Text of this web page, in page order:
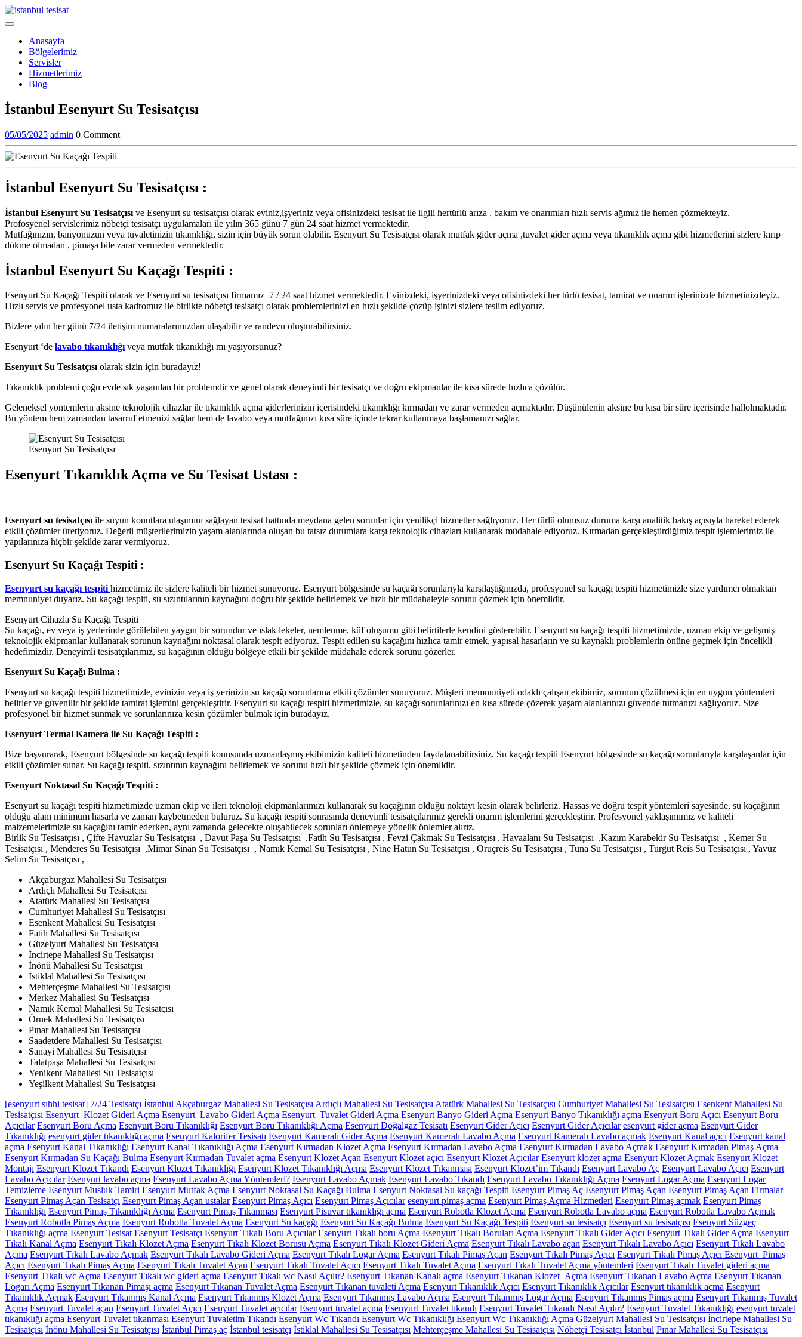
Skip
to
Open
Anasayfa
Bölgelerimiz
Servisler
Hizmetlerimiz
Blog
Close
Menu
İstanbul Esenyurt Su Tesisatçısı
05/05/202505/05/2025
admin admin
0 Comment
İstanbul Esenyurt Su Tesisatçısı :
İstanbul Esenyurt Su Tesisatçısı ve Esenyurt su tesisatçısı olarak eviniz,işyeriniz veya ofisinizdeki tesisat ile ilgili hertürlü arıza , bakım ve onarımları hızlı servis ağımız ile hemen çözmekteyiz.
Profosyenel servislerimiz nöbetçi tesisatçı uygulamaları ile yılın 365 günü 7 gün 24 saat hizmet vermektedir.
Mutfağınızın, banyonuzun veya tuvaletinizin tıkanıklığı, sizin için büyük sorun olabilir. Esenyurt Su Tesisatçısı olarak mutfak gider açma ,tuvalet gider açma veya tıkanıklık açma gibi hizmetlerini sizlere kırıp
dökme olmadan , pimaşa bile zarar vermeden vermektedir.
İstanbul Esenyurt Su Kaçağı Tespiti :
Esenyurt Su Kaçağı Tespiti olarak ve Esenyurt su tesisatçısı firmamız 7 / 24 saat hizmet vermektedir. Evinizdeki, işyerinizdeki veya ofisinizdeki her türlü tesisat, tamirat ve onarım işlerinizde hizmetinizdeyiz.
Hızlı servis ve profesyonel usta kadromuz ile birlikte nöbetçi tesisatçı olarak problemlerinizi en hızlı şekilde çözüp işinizi sizlere teslim ediyoruz.
Bizlere yılın her günü 7/24 iletişim numaralarımızdan ulaşabilir ve randevu oluşturabilirsiniz.
Esenyurt ‘de lavabo tıkanıklığıveya mutfak tıkanıklığı mı yaşıyorsunuz?
Esenyurt Su Tesisatçısıolarak sizin için buradayız!
Tıkanıklık problemi çoğu evde sık yaşanılan bir problemdir ve genel olarak deneyimli bir tesisatçı ve doğru ekipmanlar ile kısa sürede hızlıca çözülür.
Geleneksel yöntemlerin aksine teknolojik cihazlar ile tıkanıklık açma giderlerinizin içerisindeki tıkanıklığı kırmadan ve zarar vermeden açmaktadır. Düşünülenin aksine bu kısa bir süre içerisinde hallolmaktadır.
Bu yöntem hem zamandan tasarruf etmenizi sağlar hem de lavabo veya mutfağınızı kısa süre içinde tekrar kullanmaya başlamanızı sağlar.
Esenyurt Su Tesisatçısı
Esenyurt Tıkanıklık Açma ve Su Tesisat Ustası :
Esenyurt su tesisatçısı ile suyun konutlara ulaşımını sağlayan tesisat hattında meydana gelen sorunlar için yenilikçi hizmetler sağlıyoruz. Her türlü olumsuz duruma karşı analitik bakış açısıyla hareket ederek
etkili çözümler üretiyoruz. Değerli müşterilerimizin yaşam alanlarında oluşan bu tatsız durumlara karşı teknolojik cihazları kullanarak müdahale ediyoruz. Kırmadan gerçekleştirdiğimiz tespit işlemlerimiz ile
yapılarınıza hiçbir şekilde zarar vermiyoruz.
Esenyurt Su Kaçağı Tespiti :
Esenyurt su kaçağı tespiti hizmetimiz ile sizlere kaliteli bir hizmet sunuyoruz. Esenyurt bölgesinde su kaçağı sorunlarıyla karşılaştığınızda, profesyonel su kaçağı tespiti hizmetimizle size yardımcı olmaktan
memnuniyet duyarız. Su kaçağı tespiti, su sızıntılarının kaynağını doğru bir şekilde belirlemek ve hızlı bir müdahaleyle sorunu çözmek için önemlidir.
Esenyurt Cihazla Su Kaçağı Tespiti
Su kaçağı, ev veya iş yerlerinde görülebilen yaygın bir sorundur ve ıslak lekeler, nemlenme, küf oluşumu gibi belirtilerle kendini gösterebilir. Esenyurt su kaçağı tespiti hizmetimizde, uzman ekip ve gelişmiş
teknolojik ekipmanlar kullanarak sorunun kaynağını noktasal olarak tespit ediyoruz. Tespit edilen su kaçağını hızlıca tamir etmek, yapısal hasarların ve su kaynaklı problemlerin önüne geçmek için öncelikli
hedefimizdir. Deneyimli tesisatçılarımız, su kaçağının olduğu bölgeye etkili bir şekilde müdahale ederek sorunu çözerler.
Esenyurt Su Kaçağı Bulma :
Esenyurt su kaçağı tespiti hizmetimizle, evinizin veya iş yerinizin su kaçağı sorunlarına etkili çözümler sunuyoruz. Müşteri memnuniyeti odaklı çalışan ekibimiz, sorunun çözülmesi için en uygun yöntemleri
belirler ve güvenilir bir şekilde tamirat işlemini gerçekleştirir. Esenyurt su kaçağı tespiti hizmetimizle, su kaçağı sorunlarınızı en kısa sürede çözerek yaşam alanlarınızı güvende tutmanızı sağlıyoruz. Size
profesyonel bir hizmet sunmak ve sorunlarınıza kesin çözümler bulmak için buradayız.
Esenyurt Termal Kamera ile Su Kaçağı Tespiti :
Bize başvurarak, Esenyurt bölgesinde su kaçağı tespiti konusunda uzmanlaşmış ekibimizin kaliteli hizmetinden faydalanabilirsiniz. Su kaçağı tespiti Esenyurt bölgesinde su kaçağı sorunlarıyla karşılaşanlar için
etkili çözümler sunar. Su kaçağı tespiti, sızıntının kaynağını belirlemek ve sorunu hızlı bir şekilde çözmek için önemlidir.
Esenyurt Noktasal Su Kaçağı Tespiti :
Esenyurt su kaçağı tespiti hizmetimizde uzman ekip ve ileri teknoloji ekipmanlarımızı kullanarak su kaçağının olduğu noktayı kesin olarak belirleriz. Hassas ve doğru tespit yöntemleri sayesinde, su kaçağının
olduğu alanı minimum hasarla ve zaman kaybetmeden buluruz. Su kaçağı tespiti sonrasında deneyimli tesisatçılarımız gerekli onarım işlemlerini gerçekleştirir. Profesyonel yaklaşımımız ve kaliteli
malzemelerimizle su kaçağını tamir ederken, aynı zamanda gelecekte oluşabilecek sorunları önlemeye yönelik önlemler alırız.
Birlik Su Tesisatçısı , Çifte Havuzlar Su Tesisatçısı , Davut Paşa Su Tesisatçısı ,Fatih Su Tesisatçısı , Fevzi Çakmak Su Tesisatçısı , Havaalanı Su Tesisatçısı ,Kazım Karabekir Su Tesisatçısı , Kemer Su
Tesisatçısı , Menderes Su Tesisatçısı ,Mimar Sinan Su Tesisatçısı , Namık Kemal Su Tesisatçısı , Nine Hatun Su Tesisatçısı , Oruçreis Su Tesisatçısı , Tuna Su Tesisatçısı , Turgut Reis Su Tesisatçısı , Yavuz
Selim Su Tesisatçısı ,
Akçaburgaz Mahallesi Su Tesisatçısı
Ardıçlı Mahallesi Su Tesisatçısı
Atatürk Mahallesi Su Tesisatçısı
Cumhuriyet Mahallesi Su Tesisatçısı
Esenkent Mahallesi Su Tesisatçısı
Fatih Mahallesi Su Tesisatçısı
Güzelyurt Mahallesi Su Tesisatçısı
İncirtepe Mahallesi Su Tesisatçısı
İnönü Mahallesi Su Tesisatçısı
İstiklal Mahallesi Su Tesisatçısı
Mehterçeşme Mahallesi Su Tesisatçısı
Merkez Mahallesi Su Tesisatçısı
Namık Kemal Mahallesi Su Tesisatçısı
Örnek Mahallesi Su Tesisatçısı
Pınar Mahallesi Su Tesisatçısı
Saadetdere Mahallesi Su Tesisatçısı
Sanayi Mahallesi Su Tesisatçısı
Talatpaşa Mahallesi Su Tesisatçısı
Yenikent Mahallesi Su Tesisatçısı
Yeşilkent Mahallesi Su Tesisatçısı
[esenyurt sıhhi tesisat] 7/24 Tesisatçı İstanbul Akçaburgaz Mahallesi Su Tesisatçısı Ardıçlı Mahallesi Su Tesisatçısı Atatürk Mahallesi Su Tesisatçısı Cumhuriyet Mahallesi Su Tesisatçısı Esenkent Mahallesi Su
Tesisatçısı Esenyurt Klozet Gideri Açma Esenyurt Lavabo Gideri Açma Esenyurt Tuvalet Gideri Açma Esenyurt Banyo Gideri Açma Esenyurt Banyo Tıkanıklığı açma Esenyurt Boru Açıcı Esenyurt Boru
Açıcılar Esenyurt Boru Açma Esenyurt Boru Tıkanıklığı Esenyurt Boru Tıkanıklığı Açma Esenyurt Doğalgaz Tesisatı Esenyurt Gider Açıcı Esenyurt Gider Açıcılar esenyurt gider açma Esenyurt Gider
Tıkanıklığı esenyurt gider tıkanıklığı açma Esenyurt Kalorifer Tesisatı Esenyurt Kameralı Gider Açma Esenyurt Kameralı Lavabo Açma Esenyurt Kameralı Lavabo açmak Esenyurt Kanal açıcı Esenyurt kanal
açma Esenyurt Kanal Tıkanıklığı Esenyurt Kanal Tıkanıklığı Açma Esenyurt Kırmadan Klozet Açma Esenyurt Kırmadan Lavabo Açma Esenyurt Kırmadan Lavabo Açmak Esenyurt Kırmadan Pimaş Açma
Esenyurt Kırmadan Su Kaçağı Bulma Esenyurt Kırmadan Tuvalet açma Esenyurt Klozet Açan Esenyurt Klozet açıcı Esenyurt Klozet Açıcılar Esenyurt klozet açma Esenyurt Klozet Açmak Esenyurt Klozet
Montajı Esenyurt Klozet Tıkandı Esenyurt Klozet Tıkanıklığı Esenyurt Klozet Tıkanıklığı Açma Esenyurt Klozet Tıkanması Esenyurt Klozet’im Tıkandı Esenyurt Lavabo Aç Esenyurt Lavabo Açıcı Esenyurt
Lavabo Açıcılar Esenyurt lavabo açma Esenyurt Lavabo Açma Yöntemleri? Esenyurt Lavabo Açmak Esenyurt Lavabo Tıkandı Esenyurt Lavabo Tıkanıklığı Açma Esenyurt Logar Açma Esenyurt Logar
Temizleme Esenyurt Musluk Tamiri Esenyurt Mutfak Açma Esenyurt Noktasal Su Kaçağı Bulma Esenyurt Noktasal Su kaçağı Tespiti Esenyurt Pimaş Aç Esenyurt Pimaş Açan Esenyurt Pimaş Açan Firmalar
Esenyurt Pimaş Açan Tesisatçı Esenyurt Pimaş Açan ustalar Esenyurt Pimaş Açıcı Esenyurt Pimaş Açıcılar esenyurt pimaş açma Esenyurt Pimaş Açma Hizmetleri Esenyurt Pimaş açmak Esenyurt Pimaş
Tıkanıklığı Esenyurt Pimaş Tıkanıklığı Açma Esenyurt Pimaş Tıkanması Esenyurt Pisuvar tıkanıklığı açma Esenyurt Robotla Klozet Açma Esenyurt Robotla Lavabo açma Esenyurt Robotla Lavabo Açmak
Esenyurt Robotla Pimaş Açma Esenyurt Robotla Tuvalet Açma Esenyurt Su kaçağı Esenyurt Su Kaçağı Bulma Esenyurt Su Kaçağı Tespiti Esenyurt su tesisatçı Esenyurt su tesisatçısı Esenyurt Süzgeç
Tıkanıklığı açma Esenyurt Tesisat Esenyurt Tesisatçı Esenyurt Tıkalı Boru Açıcılar Esenyurt Tıkalı boru Açma Esenyurt Tıkalı Boruları Açma Esenyurt Tıkalı Gider Açıcı Esenyurt Tıkalı Gider Açma Esenyurt
Tıkalı Kanal Açma Esenyurt Tıkalı Klozet Açma Esenyurt Tıkalı Klozet Borusu Açma Esenyurt Tıkalı Klozet Gideri Açma Esenyurt Tıkalı Lavabo açan Esenyurt Tıkalı Lavabo Açıcı Esenyurt Tıkalı Lavabo
Açma Esenyurt Tıkalı Lavabo Açmak Esenyurt Tıkalı Lavabo Gideri Açma Esenyurt Tıkalı Logar Açma Esenyurt Tıkalı Pimaş Açan Esenyurt Tıkalı Pimaş Açıcı Esenyurt Tıkalı Pimaş Açıcı Esenyurt Pimaş
Açıcı Esenyurt Tıkalı Pimaş Açma Esenyurt Tıkalı Tuvalet Açan Esenyurt Tıkalı Tuvalet Açıcı Esenyurt Tıkalı Tuvalet Açma Esenyurt Tıkalı Tuvalet Açma yöntemleri Esenyurt Tıkalı Tuvalet gideri açma
Esenyurt Tıkalı wc Açma Esenyurt Tıkalı wc gideri açma Esenyurt Tıkalı wc Nasıl Açılır? Esenyurt Tıkanan Kanalı açma Esenyurt Tıkanan Klozet Açma Esenyurt Tıkanan Lavabo Açma Esenyurt Tıkanan
Logarı Açma Esenyurt Tıkanan Pimaşı açma Esenyurt Tıkanan Tuvalet Açma Esenyurt Tıkanan tuvaleti Açma Esenyurt Tıkanıklık Açıcı Esenyurt Tıkanıklık Açıcılar Esenyurt tıkanıklık açma Esenyurt
Tıkanıklık Açmak Esenyurt Tıkanmış Kanal Açma Esenyurt Tıkanmış Klozet Açma Esenyurt Tıkanmış Lavabo Açma Esenyurt Tıkanmış Logar Açma Esenyurt Tıkanmış Pimaş açma Esenyurt Tıkanmış Tuvalet
Açma Esenyurt Tuvalet açan Esenyurt Tuvalet Açıcı Esenyurt Tuvalet açıcılar Esenyurt tuvalet açma Esenyurt Tuvalet tıkandı Esenyurt Tuvalet Tıkandı Nasıl Açılır? Esenyurt Tuvalet Tıkanıklığı esenyurt tuvalet
tıkanıklığı açma Esenyurt Tuvalet tıkanması Esenyurt Tuvaletim Tıkandı Esenyurt Wc Tıkandı Esenyurt Wc Tıkanıklığı Esenyurt Wc Tıkanıklığı Açma Güzelyurt Mahallesi Su Tesisatçısı İncirtepe Mahallesi Su
Tesisatçısı İnönü Mahallesi Su Tesisatçısı İstanbul Pimaş aç İstanbul tesisatçı İstiklal Mahallesi Su Tesisatçısı Mehterçeşme Mahallesi Su Tesisatçısı Nöbetçi Tesisatçı İstanbul Pınar Mahallesi Su Tesisatçısı